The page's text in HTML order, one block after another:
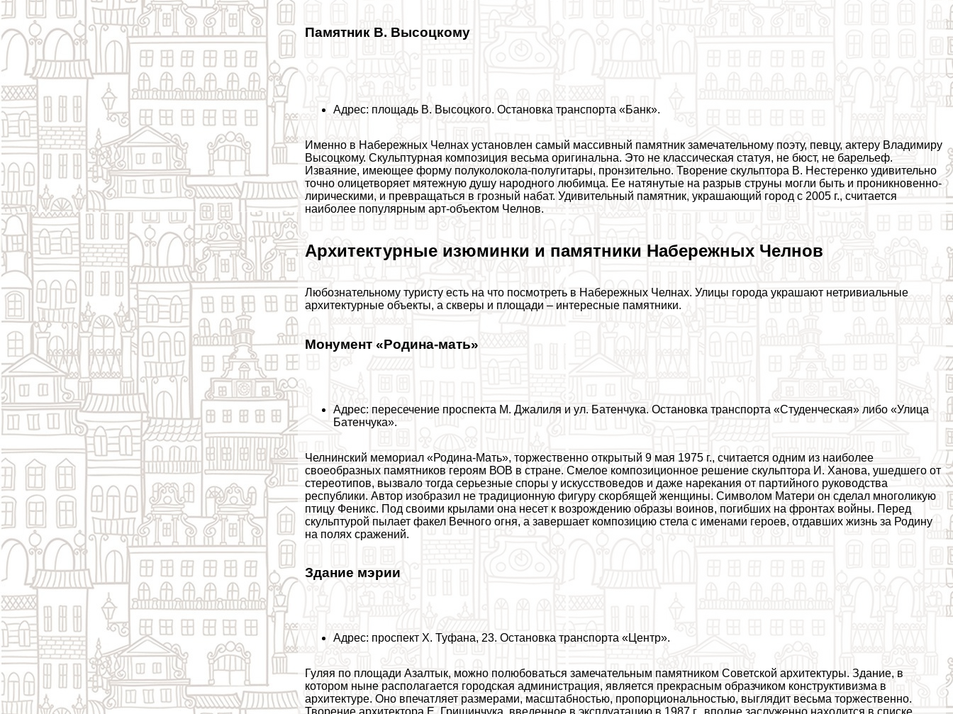
Памятник В. Высоцкому
Адрес: площадь В. Высоцкого. Остановка трaнcпорта «Банк».
Именно в Набережных Челнах установлен самый массивный памятник замечательному поэту, певцу, актеру Владимиру
Высоцкому. Скульптурная композиция весьма оригинальна. Это не классическая статуя, не бюcт, не барельеф.
Изваяние, имеющее форму полуколокола-полугитары, пронзительно. Творение скульптора В. Нестеренко удивительно
точно олицетворяет мятежную душу народного любимца. Ее натянутые на разрыв струны могли быть и проникновенно-
лирическими, и превращаться в грозный набат. Удивительный памятник, украшающий город с 2005 г., считается
наиболее популярным арт-объектом Челнов.
Архитектурные изюминки и памятники Набережных Челнов
Любознательному туристу есть на что посмотреть в Набережных Челнах. Улицы города украшают нетривиальные
архитектурные объекты, а скверы и площади – интересные памятники.
Монумент «Родина-мать»
Адрес: пересечение проспекта М. Джалиля и ул. Батенчука. Остановка трaнcпорта «Студенческая» либо «Улица
Батенчука».
Челнинский мемориал «Родина-Мать», торжественно открытый 9 мая 1975 г., считается одним из наиболее
своеобразных памятников героям ВОВ в стране. Смелое композиционное решение скульптора И. Ханова, ушедшего от
стереотипов, вызвало тогда серьезные споры у искусствоведов и даже нарекания от партийного руководства
республики. Автор изобразил не традиционную фигуру скорбящей женщины. Символом Матери он сделал многоликую
птицу Феникс. Под своими крылами она несет к возрождению образы воинов, погибших на фронтах войны. Перед
скульптурой пылает факел Вечного огня, а завершает композицию стела с именами героев, отдавших жизнь за Родину
на полях сражений.
Здание мэрии
Адрес: проспект Х. Туфана, 23. Остановка трaнcпорта «Центр».
Гуляя по площади Азалтык, можно полюбоваться замечательным памятником Советской архитектуры. Здание, в
котором ныне располагается городская администрация, является прекрасным образчиком конструктивизма в
архитектуре. Оно впечатляет размерами, масштабностью, пропорциональностью, выглядит весьма торжественно.
Творение архитектора Е. Гришинчука, введенное в эксплуатацию в 1987 г., вполне заслуженно находится в списке